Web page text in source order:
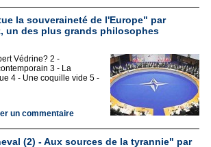
la souveraineté de l'Europe" par
un des plus grands philosophes
Védrine? 2 -
3 - La
4 - Une coquille vide 5 -
un commentaire
(2) - Aux sources de la tyrannie" par